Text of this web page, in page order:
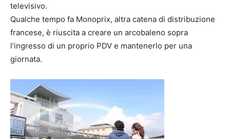
televisivo.
Qualche tempo fa Monoprix, altra catena di distribuzione
francese, è riuscita a creare un arcobaleno sopra
l’ingresso di un proprio PDV e mantenerlo per una
giornata.